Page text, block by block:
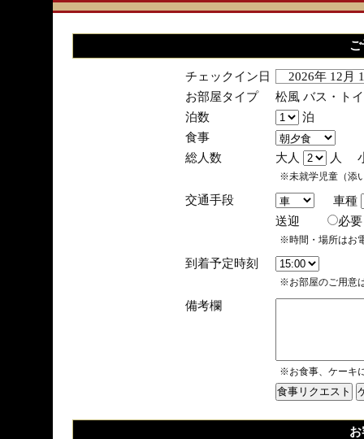
チェックイン日
2026年 12
お部屋タイプ
松風 バス・ト
泊数
泊
食事
総人数
大人 人
※未就学児童（添
交通手段
車種
送迎
※時間・場所はお
到着予定時刻
※お部屋のご用意
備考欄
※お食事、ケーキ